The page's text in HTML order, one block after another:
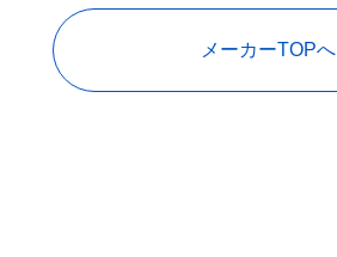
メーカーTOPへ